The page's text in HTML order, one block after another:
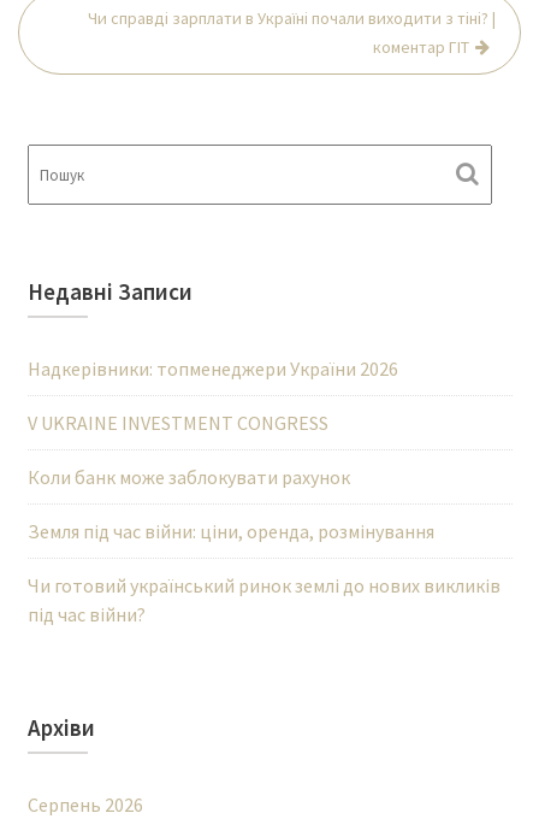
Чи справді зарплати в Україні почали виходити з тіні? |
коментар ГІТ
Недавні Записи
Надкерівники: топменеджери України 2026
V UKRAINE INVESTMENT CONGRESS
Коли банк може заблокувати рахунок
Земля під час війни: ціни, оренда, розмінування
Чи готовий український ринок землі до нових викликів
під час війни?
Архіви
Серпень 2026